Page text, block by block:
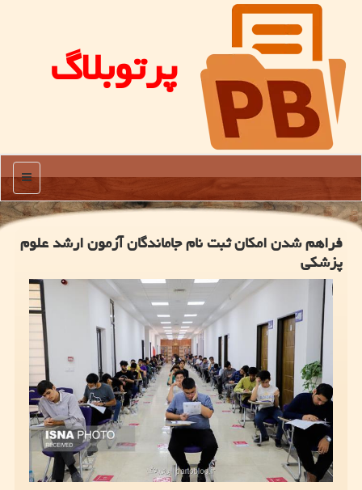
پرتوبلاگ
منو
فراهم شدن امکان ثبت نام جاماندگان آزمون ارشد علوم
پزشکی